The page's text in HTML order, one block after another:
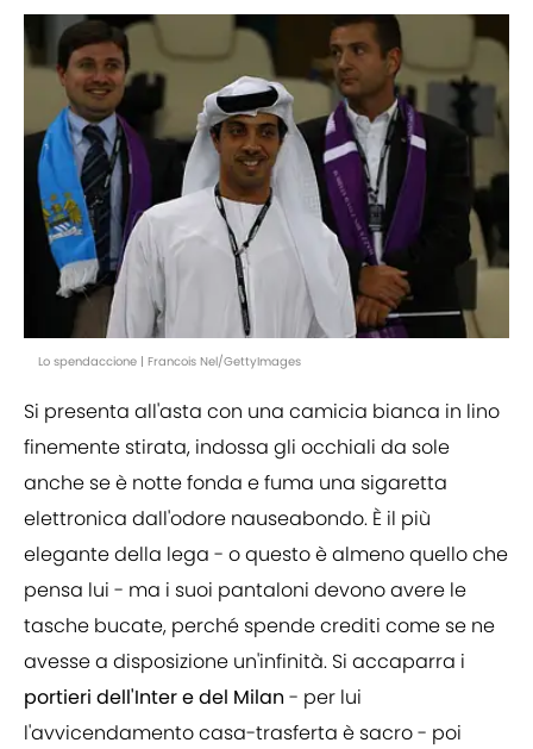
Lo spendaccione | Francois Nel/GettyImages
Si presenta all'asta con una camicia bianca in lino
finemente stirata, indossa gli occhiali da sole
anche se è notte fonda e fuma una sigaretta
elettronica dall'odore nauseabondo. È il più
elegante della lega - o questo è almeno quello che
pensa lui - ma i suoi pantaloni devono avere le
tasche bucate, perché spende crediti come se ne
avesse a disposizione un'infinità. Si accaparra i
portieri dell'Inter e del Milan - per lui
l'avvicendamento casa-trasferta è sacro - poi